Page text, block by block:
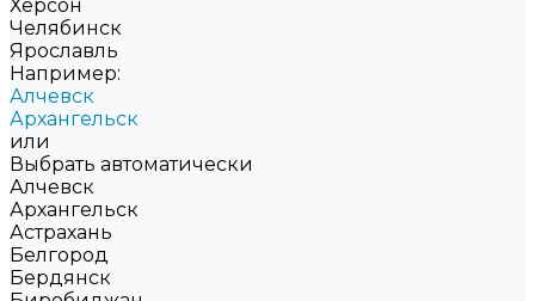
Херсон
Челябинск
Ярославль
Например:
Алчевск
Архангельск
или
Выбрать автоматически
Алчевск
Архангельск
Астрахань
Белгород
Бердянск